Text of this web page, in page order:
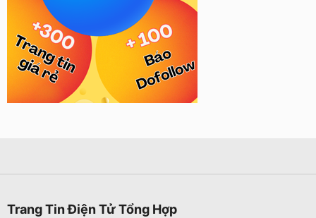
Trang Tin Điện Tử Tổng Hợp